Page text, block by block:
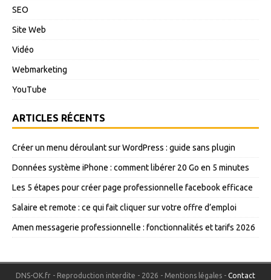
SEO
Site Web
Vidéo
Webmarketing
YouTube
ARTICLES RÉCENTS
Créer un menu déroulant sur WordPress : guide sans plugin
Données système iPhone : comment libérer 20 Go en 5 minutes
Les 5 étapes pour créer page professionnelle facebook efficace
Salaire et remote : ce qui fait cliquer sur votre offre d’emploi
Amen messagerie professionnelle : fonctionnalités et tarifs 2026
DNS-OK.fr - Reproduction interdite - 2026 - Mentions légales - Contact